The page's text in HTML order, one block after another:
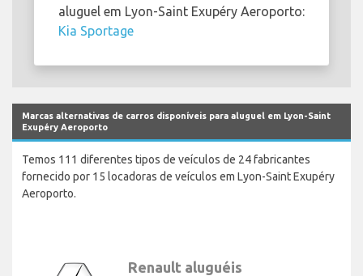
aluguel em Lyon-Saint Exupéry Aeroporto:
Kia Sportage
Marcas alternativas de carros disponíveis para aluguel em Lyon-Saint
Exupéry Aeroporto
Temos 111 diferentes tipos de veículos de 24 fabricantes
fornecido por 15 locadoras de veículos em Lyon-Saint Exupéry
Aeroporto.
Renault aluguéis